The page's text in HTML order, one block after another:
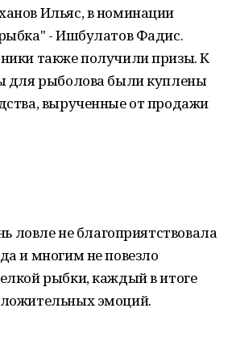
Ильяс, в номинации
- Ишбулатов Фадис.
также получили призы. К
для рыболова были куплены
вырученные от продажи
ловле не благоприятствовала
и многим не повезло
рыбки, каждый в итоге
эмоций.